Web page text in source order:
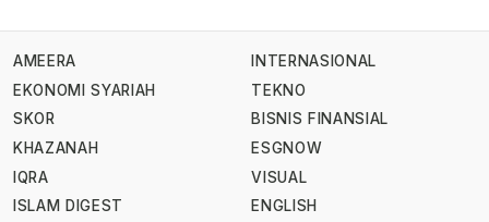
AMEERA
EKONOMI SYARIAH
SKOR
KHAZANAH
IQRA
ISLAM DIGEST
INTERNASIONAL
TEKNO
BISNIS FINANSIAL
ESGNOW
VISUAL
ENGLISH